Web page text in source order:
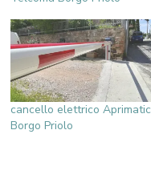
cancello elettrico Aprimatic
Borgo Priolo